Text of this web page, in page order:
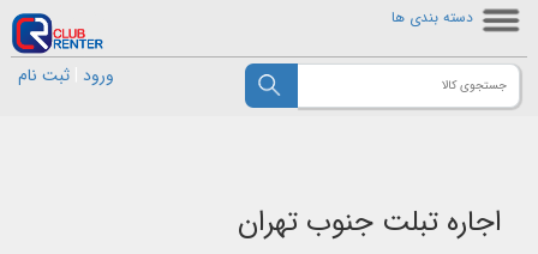
دسته بندی ها
ورود ثبت نام
اجاره تبلت جنوب تهران